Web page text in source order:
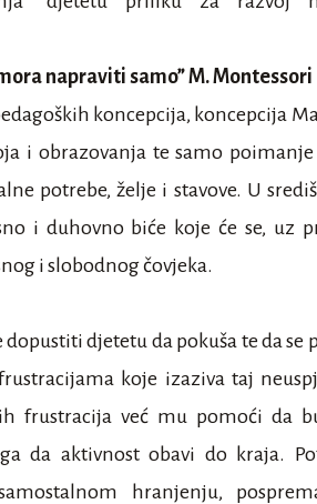
napraviti samo” M. Montessori
koncepcija, koncepcija
i obrazovanja te samo
potrebe, želje i stavove. U
i duhovno biće koje će se, uz
i slobodnog čovjeka.
dopustiti djetetu da pokuša te da
koje izaziva taj
frustracija već mu pomoći da
da aktivnost obavi do kraja.
hranjenju,